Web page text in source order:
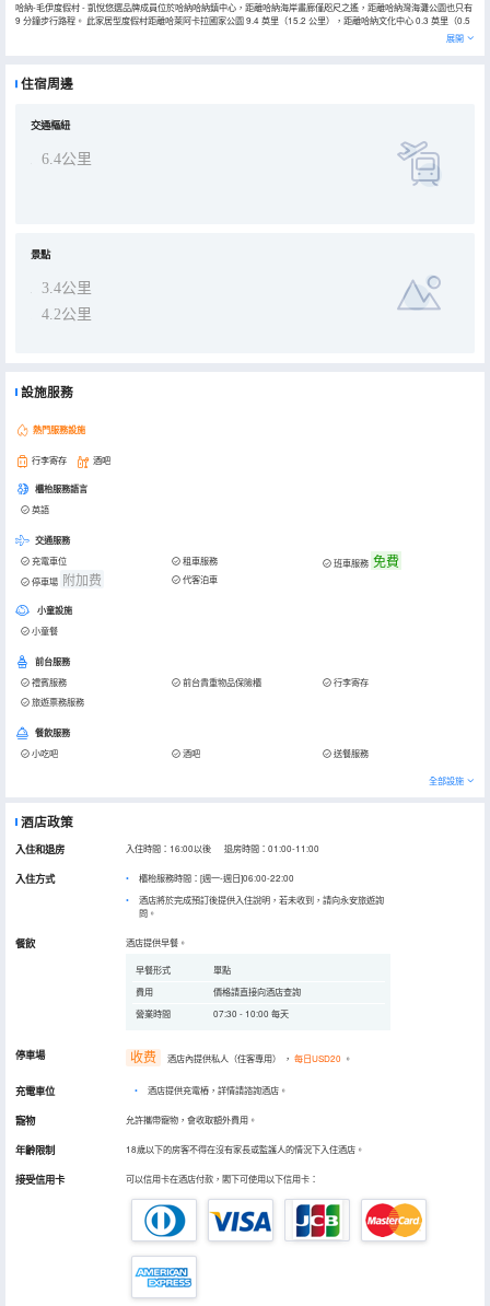
哈納-毛伊度假村 - 凱悅悠選品牌成員位於哈納哈納鎮中心，距離哈納海岸畫廊僅咫尺之遙，距離哈納灣海灘公園也只有
9 分鐘步行路程。 此家居型度假村距離哈萊阿卡拉國家公園 9.4 英里（15.2 公里），距離哈納文化中心 0.3 英里（0.5
公里）。 您可到 SPA 慰勞一下自己，這裏提供按摩、身體護理和麪部護理。一定要去體驗2 個室外游泳池、桑拿和健身
吧，點一杯喜歡的飲品，暢飲一番。每天 07:30 至 10:00 提供收費的即點即煮早餐。 特色服務/設施包括商務中心、快
俱的外廊。提供免費無線網絡，方便您與朋友保持聯繫。配備獨立的浴缸和淋浴的私人浴室提供名牌洗護用品和吹風
展開
住宿周邊
交通樞紐
6.4公里
景點
3.4公里
4.2公里
設施服務
熱門服務設施
行李寄存 酒吧
櫃枱服務語言
英語
交通服務
充電車位 租車服務 班車服務 免費
停車場 附加费 代客泊車
小童設施
小童餐
前台服務
禮賓服務 前台貴重物品保險櫃
行李寄存
旅遊票務服務
餐飲服務
小吃吧 酒吧 送餐服務
全部設施
酒店政策
入住和退房 入住時間：16:00以後 退房時間：01:00-11:00
入住方式
櫃枱服務時間：[週一-週日]06:00-22:00
酒店將於完成預訂後提供入住說明，若未收到，請向永安旅遊詢
問。
餐飲 酒店提供早餐。
早餐形式
單點
費用
價格請直接向酒店查詢
營業時間
07:30 - 10:00 每天
停車場 收费 酒店內提供私人（住客專用） ， 每日USD20 。
充電車位 • 酒店提供充電樁，詳情請諮詢酒店。
寵物 允許攜帶寵物，會收取額外費用。
年齡限制 18歲以下的房客不得在沒有家長或監護人的情況下入住酒店。
接受信用卡 可以信用卡在酒店付款，閣下可使用以下信用卡：